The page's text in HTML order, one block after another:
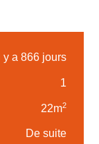
Il y a 866 jours
1
22m2
De suite